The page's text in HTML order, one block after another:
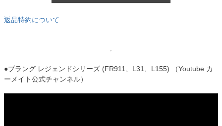
返品特約について
●ブラング レジェンドシリーズ (FR911、L31、L155) （Youtube カ
ーメイト公式チャンネル）